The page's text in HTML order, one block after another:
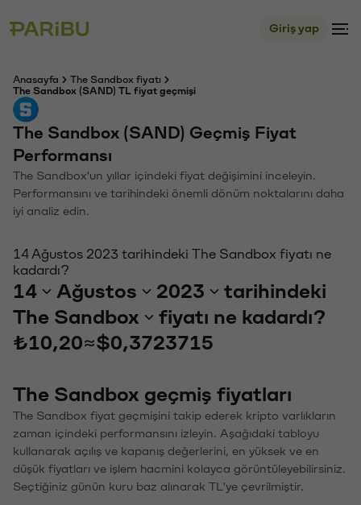
Giriş yap
Anasayfa
The Sandbox fiyatı
The Sandbox (SAND) TL fiyat geçmişi
The Sandbox (SAND) Geçmiş Fiyat
Performansı
The Sandbox'un yıllar içindeki fiyat değişimini inceleyin.
Performansını ve tarihindeki önemli dönüm noktalarını daha
iyi analiz edin.
14 Ağustos 2023 tarihindeki The Sandbox fiyatı ne
kadardı?
14 Ağustos 2023
tarihindeki
The Sandbox
fiyatı ne kadardı?
₺10,20≈$0,3723715
The Sandbox geçmiş fiyatları
The Sandbox fiyat geçmişini takip ederek kripto varlıkların
zaman içindeki performansını izleyin. Aşağıdaki tabloyu
kullanarak açılış ve kapanış değerlerini, en yüksek ve en
düşük fiyatları ve işlem hacmini kolayca görüntüleyebilirsiniz.
Seçtiğiniz günün kuru baz alınarak TL'ye çevrilmiştir.